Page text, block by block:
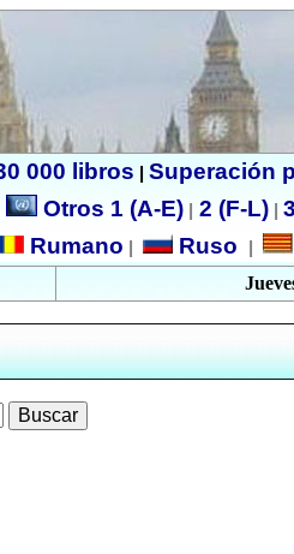
000 libros Superación
Otros 1 (A-E) 2 (F-L)
Rumano Ruso